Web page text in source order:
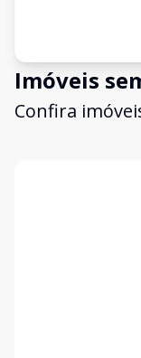
Imóveis
Confira